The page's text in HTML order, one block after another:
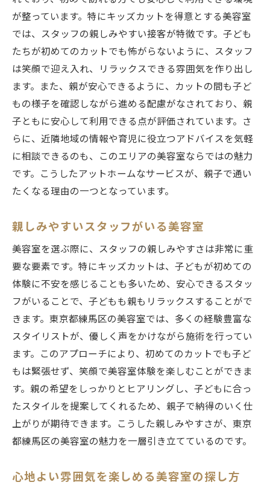
が整っています。特にキッズカットを得意とする美容室
では、スタッフの親しみやすい接客が特徴です。子ども
たちが初めてのカットでも怖がらないように、スタッフ
は笑顔で迎え入れ、リラックスできる雰囲気を作り出し
ます。また、親が安心できるように、カットの間も子ど
もの様子を確認しながら進める配慮がなされており、親
子ともに安心して利用できる点が評価されています。さ
らに、近隣地域の情報や育児に役立つアドバイスを気軽
に相談できるのも、このエリアの美容室ならではの魅力
です。こうしたアットホームなサービスが、親子で通い
たくなる理由の一つとなっています。
親しみやすいスタッフがいる美容室
美容室を選ぶ際に、スタッフの親しみやすさは非常に重
要な要素です。特にキッズカットは、子どもが初めての
体験に不安を感じることも多いため、安心できるスタッ
フがいることで、子どもも親もリラックスすることがで
きます。東京都練馬区の美容室では、多くの経験豊富な
スタイリストが、優しく声をかけながら施術を行ってい
ます。このアプローチにより、初めてのカットでも子ど
もは緊張せず、笑顔で美容室体験を楽しむことができま
す。親の希望をしっかりとヒアリングし、子どもに合っ
たスタイルを提案してくれるため、親子で納得のいく仕
上がりが期待できます。こうした親しみやすさが、東京
都練馬区の美容室の魅力を一層引き立てているのです。
心地よい雰囲気を楽しめる美容室の探し方